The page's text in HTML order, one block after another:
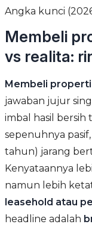
Angka kunci
Membeli
vs realita:
Membeli
jawaban jujur
imbal hasil bersih
sepenuhnya
tahun) jarang
Kenyataannya
namun lebih
leasehold atau
headline adalah